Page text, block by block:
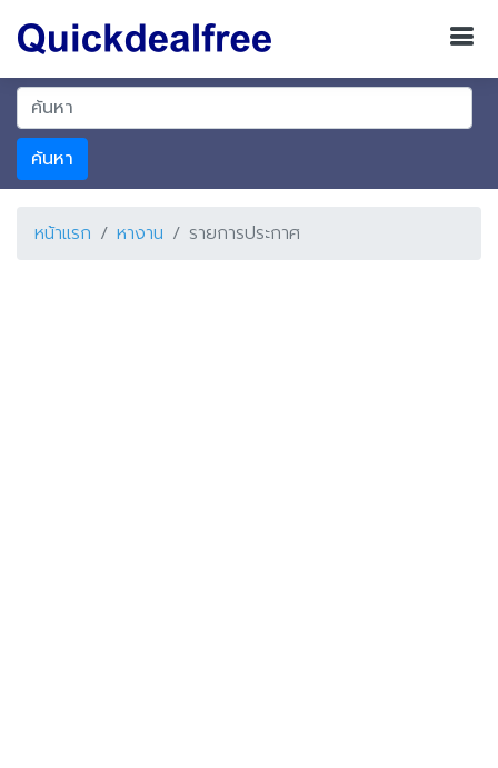
ค้นหา
หน้าแรก หางาน รายการประกาศ